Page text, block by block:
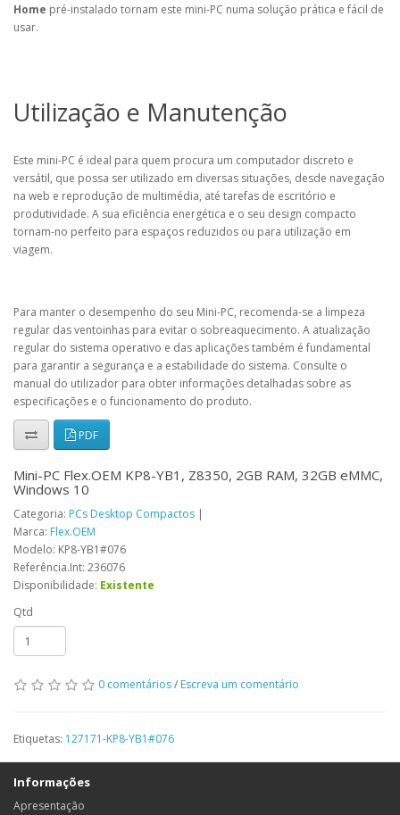
Home pré-instalado tornam este mini-PC numa solução prática e fácil de
usar.
Utilização e Manutenção
Este mini-PC é ideal para quem procura um computador discreto e
versátil, que possa ser utilizado em diversas situações, desde navegação
na web e reprodução de multimédia, até tarefas de escritório e
produtividade. A sua eficiência energética e o seu design compacto
tornam-no perfeito para espaços reduzidos ou para utilização em
viagem.
Para manter o desempenho do seu Mini-PC, recomenda-se a limpeza
regular das ventoinhas para evitar o sobreaquecimento. A atualização
regular do sistema operativo e das aplicações também é fundamental
para garantir a segurança e a estabilidade do sistema. Consulte o
manual do utilizador para obter informações detalhadas sobre as
especificações e o funcionamento do produto.
PDF
Mini-PC Flex.OEM KP8-YB1, Z8350, 2GB RAM, 32GB eMMC,
Windows 10
Categoria: PCs Desktop Compactos |
Marca: Flex.OEM
Modelo: KP8-YB1#076
Referência.Int: 236076
Disponibilidade: Existente
Qtd
0 comentários/ Escreva um comentário
Etiquetas: 127171-KP8-YB1#076
Informações
Apresentação